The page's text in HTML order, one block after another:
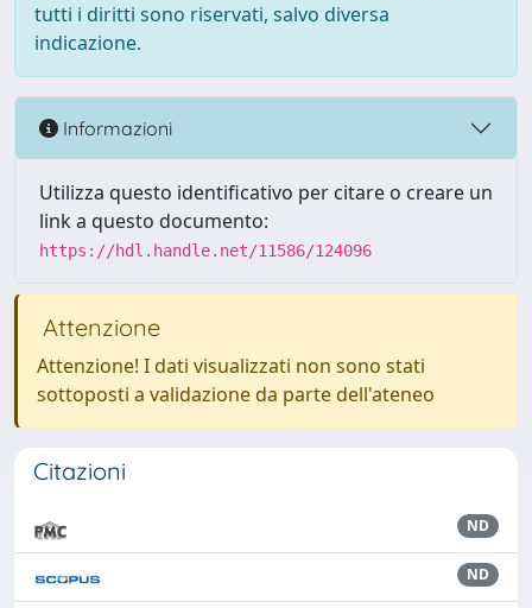
tutti i diritti sono riservati, salvo diversa
indicazione.
Informazioni
Utilizza questo identificativo per citare o creare un
link a questo documento:
https://hdl.handle.net/11586/124096
Attenzione
Attenzione! I dati visualizzati non sono stati
sottoposti a validazione da parte dell'ateneo
Citazioni
ND
ND